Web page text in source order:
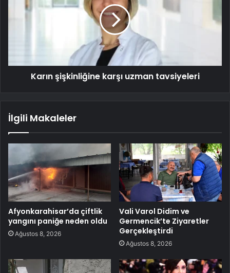
Karın şişkinliğine karşı uzman tavsiyeleri
İlgili Makaleler
Afyonkarahisar’da çiftlik
yangını paniğe neden oldu
Ağustos 8, 2026
Vali Varol Didim ve
Germencik’te Ziyaretler
Gerçekleştirdi
Ağustos 8, 2026